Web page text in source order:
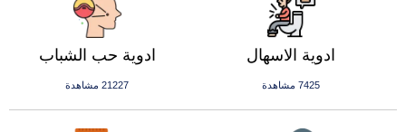
ادوية حب الشباب
21227 مشاهدة
ادوية الاسهال
7425 مشاهدة